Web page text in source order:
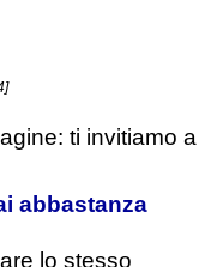
ti invitiamo a
abbastanza
lo stesso